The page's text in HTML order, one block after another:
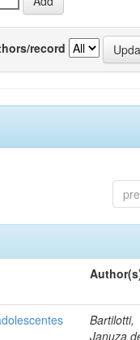
record
Bartilotti,
Januza